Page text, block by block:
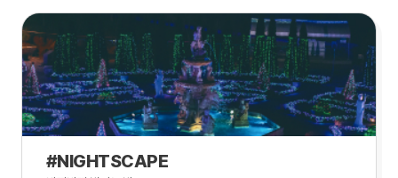
#NIGHTSCAPE